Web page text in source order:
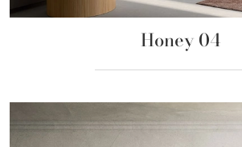
Honey 04